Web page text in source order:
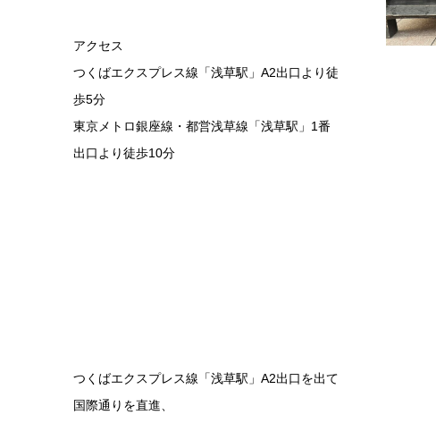
アクセス
つくばエクスプレス線「浅草駅」A2出口より徒
歩5分
東京メトロ銀座線・都営浅草線「浅草駅」1番
出口より徒歩10分
つくばエクスプレス線「浅草駅」A2出口を出て
国際通りを直進、